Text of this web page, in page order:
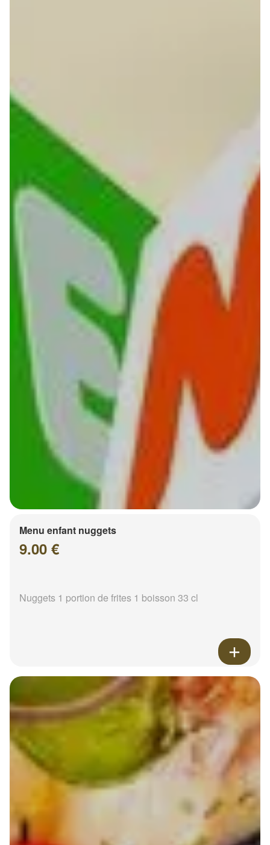
Menu enfant nuggets
9.00 €
Nuggets 1 portion de frites 1 boisson 33 cl